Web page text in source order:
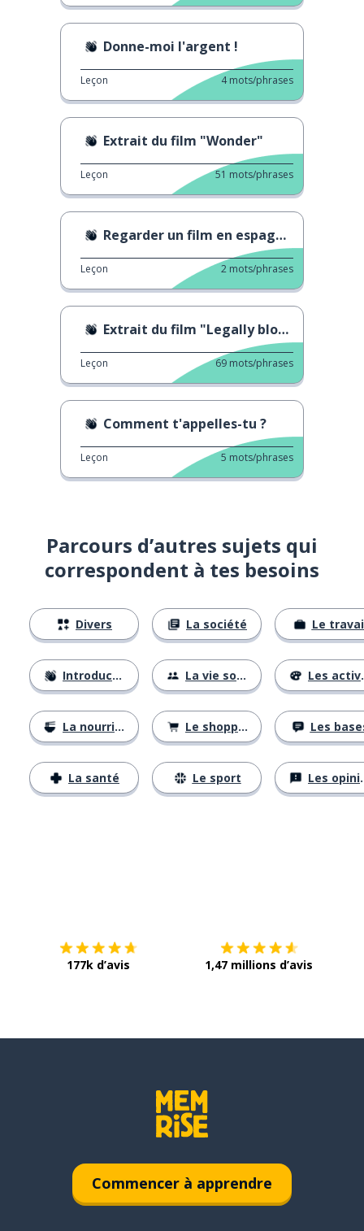
Donne-moi l'argent !
Leçon 4 mots/phrases
Extrait du film "Wonder"
Leçon 51 mots/phrases
Regarder un film en espagnol
Leçon 2 mots/phrases
Extrait du film "Legally blonde"
Leçon 69 mots/phrases
Comment t'appelles-tu ?
Leçon 5 mots/phrases
Parcours d’autres sujets qui
correspondent à tes besoins
Divers
Introductions
La nourriture
La santé
La société
La vie sociale
Le shopping
Le sport
Le
Les activités
Les
Les opinions
177k d’avis 1,47 millions d’avis
Commencer à apprendre